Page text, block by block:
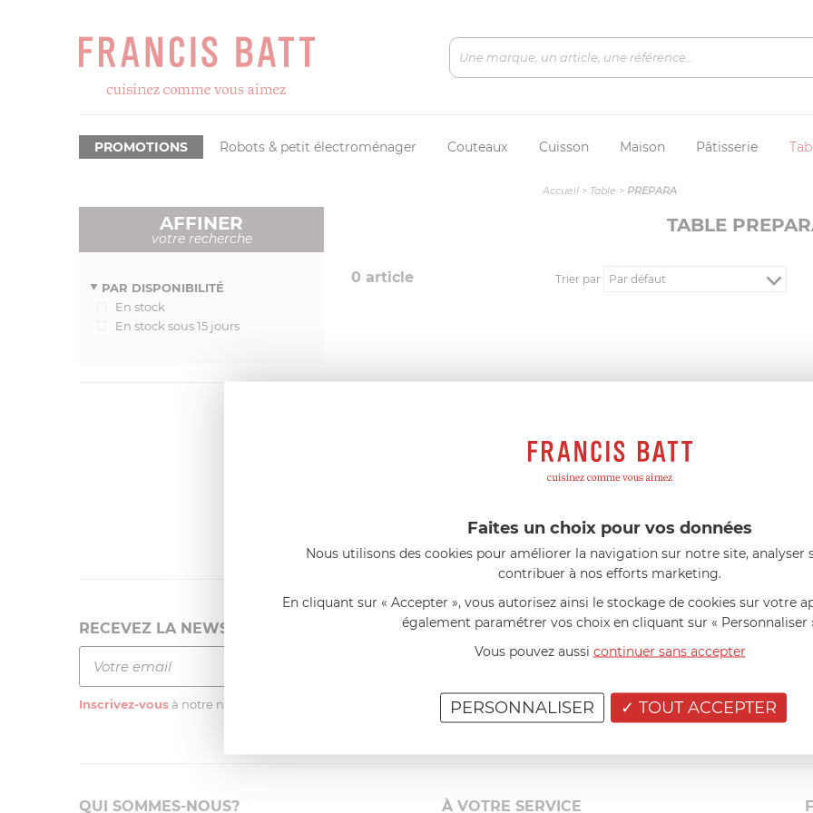
Robots & petit électroménager Couteaux Cuisson Maison Pâtisserie
PROMOTIONS
Accueil > Table > PREPARA
AFFINER
votre recherche
PAR DISPONIBILITÉ
En stock
En stock sous 15 jours
TABLE
0 article Trier par
le 23/06/2026 à 12:04
Casserole mini 9 cm Castelpro 5 ply poignée
l'élaboration des sauces et vient complé...»
Florence 63 ans
Couteau complet avec lame, joint
pour le robot cuiseur Cook Expert
fait. La livraison a été très rapide. ...»
RECEVEZ LA NEWSLETTER
Inscrivez-vous à notre newsletter
QUI SOMMES-NOUS? À VOTRE SERVICE
Faites un choix pour vos données
Nous utilisons des cookies pour améliorer la navigation sur notre site, analyser
contribuer à nos efforts marketing.
En cliquant sur « Accepter », vous autorisez ainsi le stockage de cookies sur votre
également paramétrer vos choix en cliquant sur « Personnaliser
Vous pouvez aussi continuer sans accepter
TOUT ACCEPTER
PERSONNALISER